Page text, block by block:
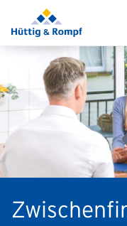
Baufinanzierung
Rechner
PartnerschaftPartner
Käuferprofile
Charts & Rechner
News & EventsUpdates
Über uns
Ihre